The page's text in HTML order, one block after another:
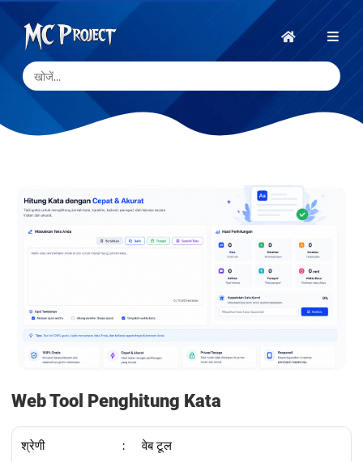
होम
Web Tool Penghitung Kata
श्रेणी : वेब टूल
Project
Official
Store
डिजिटल
फ्रीलांस